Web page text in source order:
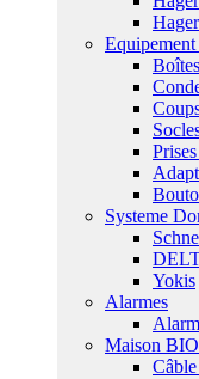
Systeme
Yokis
Alarmes
Maison BIO